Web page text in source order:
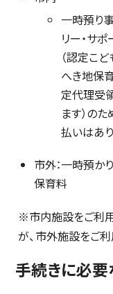
一時預り
リー・サポ
（認定こ
へき地保
定代理受
ます）の
払いはあり
市外：一時預か
保育料
※市内施設をご利
が、市外施設をご
手続きに必要